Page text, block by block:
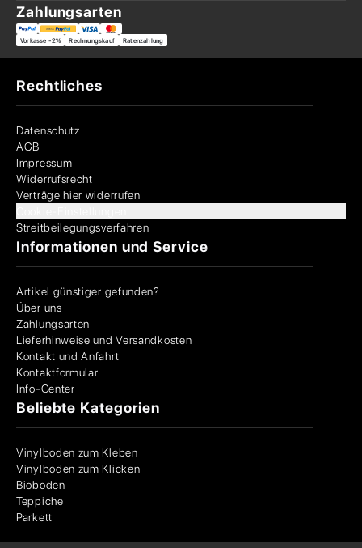
Zahlungsarten
Vorkasse -2% Rechnungskauf Ratenzahlung
Rechtliches
Datenschutz
AGB
Impressum
Widerrufsrecht
Verträge hier widerrufen
Streitbeilegungsverfahren
Informationen und Service
Artikel günstiger gefunden?
Über uns
Zahlungsarten
Lieferhinweise und Versandkosten
Kontakt und Anfahrt
Kontaktformular
Info-Center
Beliebte Kategorien
Vinylboden zum Kleben
Vinylboden zum Klicken
Bioboden
Teppiche
Parkett